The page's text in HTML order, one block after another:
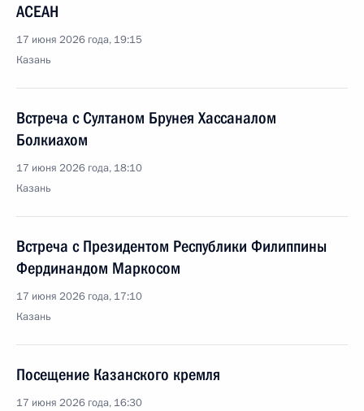
АСЕАН
17 июня 2026 года, 19:15
Казань
Встреча с Султаном Брунея Хассаналом
Болкиахом
17 июня 2026 года, 18:10
Казань
Встреча с Президентом Республики Филиппины
Фердинандом Маркосом
17 июня 2026 года, 17:10
Казань
Посещение Казанского кремля
17 июня 2026 года, 16:30